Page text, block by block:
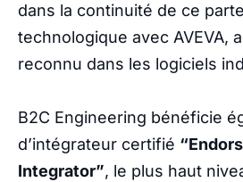
dans la continuité de ce
technologique avec AVEVA,
reconnu dans les logiciels
B2C Engineering bénéficie
d’intégrateur certifié
Integrator”, le plus haut